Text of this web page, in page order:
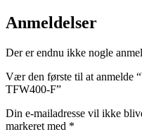
Anmeldelser
Der er endnu ikke nogle
Vær den første til at anmelde
TFW400-F”
Din e-mailadresse vil ikke
markeret med *